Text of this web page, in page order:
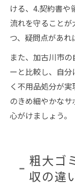
ける、4.契約書や
流れを守ること
つ、疑問点があれ
また、加古川市
ーと比較し、自
く不用品処分が
のきめ細やかな
心がけましょう。
粗大ゴ
収の違